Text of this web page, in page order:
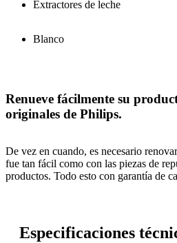
Extractores de leche
Blanco
Renueve fácilmente su
originales de Philips.
De vez en cuando, es necesario
fue tan fácil como con las piezas de
productos. Todo esto con garantía de
Especificaciones